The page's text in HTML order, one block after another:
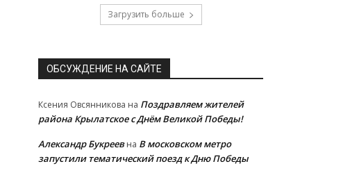
Загрузить больше
ОБСУЖДЕНИЕ НА САЙТЕ
Ксения Овсянникова на Поздравляем жителей
района Крылатское с Днём Великой Победы!
Александр Букреевна В московском метро
запустили тематический поезд к Дню Победы